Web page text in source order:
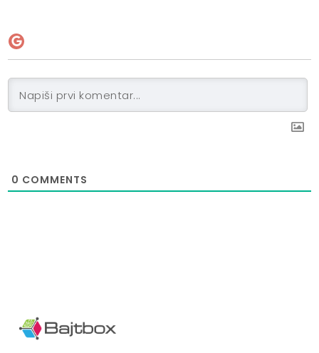
0 COMMENTS